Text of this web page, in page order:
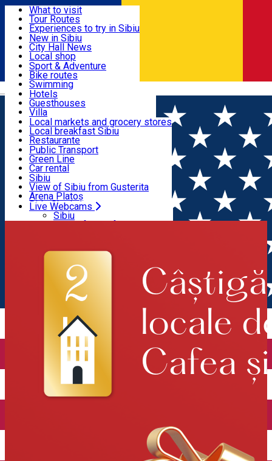
Română
Useful info
Activities & Adventure
Accommodation
Food, Drinks & Nightlife
Transport & Parking
Live Webcams
What to visit
Tour Routes
Experiences to try in Sibiu
Podcast
Culture
Museums
Churches
Parks, Zoo
County of Sibiu
New in Sibiu
City Hall News
Local shop
Sibiu artisans
Sibiul Verde
Public services
Education
How do I get to Sibiu
Tourist Info
Tour Guides
Guided tours
Publicații locale
Beauty salons
Sport & Adventure
Bike routes
Swimming
Riding
Indoor activities
Loc de joacă indoor
Loc de joacă outdoor
Ski
Ice skating
Yoga
Hotels
Guesthouses
Villa
Hostels
Motel
Camping
Renting rooms
Rooms for rent
Accommodation outside Sibiu
Local markets and grocery stores
Local breakfast Sibiu
Restaurante
Pizza
Fast Food
Coffee
Sweets
Pub, Bar
Night clubs
Bakeries
Public Transport
Green Line
Car rental
Rent a bike
Scooter rentals
Taxi
Ride Sharing
Parking tickets
Parking places
Sibiu
View of Sibiu from Gusterita
Arena Platoș
Live Webcams
Sibiu
View of Sibiu from Gusterita
Home SURPRIZA ZILEI ⭐ 2 DECEMBRIE